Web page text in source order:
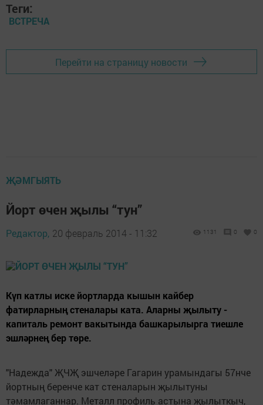
Теги:
ВСТРЕЧА
Перейти на страницу новости
ҖӘМГЫЯТЬ
Йорт өчен җылы “тун”
Редактор, 20 февраль 2014 - 11:32 1131 0 0
Күп катлы иске йортларда кышын кайбер
фатирларның стеналары ката. Аларны җылыту -
капиталь ремонт вакытында башкарылырга тиешле
эшләрнең бер төре.
"Надежда" ҖЧҖ эшчеләре Гагарин урамындагы 57нче
йортның беренче кат стеналарын җылытуны
тәмамлаганнар. Металл профиль астына җылыткыч,